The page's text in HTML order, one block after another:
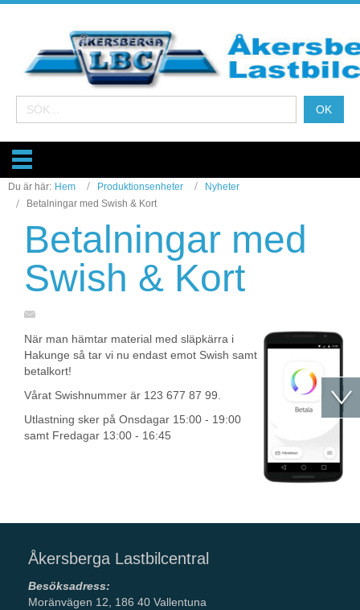
Du är här: Hem Produktionsenheter
Nyheter
Betalningar med Swish & Kort
Betalningar med
Swish & Kort
När man hämtar material med släpkärra i
Hakunge så tar vi nu endast emot Swish samt
betalkort!
Vårat Swishnummer är 123 677 87 99.
Utlastning sker på Onsdagar 15:00 - 19:00
samt Fredagar 13:00 - 16:45
Åkersberga Lastbilcentral
Besöksadress:
Moränvägen 12, 186 40 Vallentuna